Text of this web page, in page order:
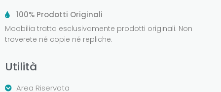
100% Prodotti Originali
Moobilia tratta esclusivamente prodotti originali. Non
troverete né copie né repliche.
Utilità
Area Riservata